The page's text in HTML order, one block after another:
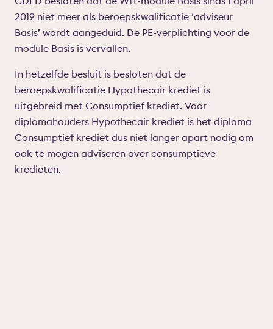
2019 niet meer als beroepskwalificatie ‘adviseur
Basis’ wordt aangeduid. De PE-verplichting voor de
module Basis is vervallen.
In hetzelfde besluit is besloten dat de
beroepskwalificatie Hypothecair krediet is
uitgebreid met Consumptief krediet. Voor
diplomahouders Hypothecair krediet is het diploma
Consumptief krediet dus niet langer apart nodig om
ook te mogen adviseren over consumptieve
kredieten.